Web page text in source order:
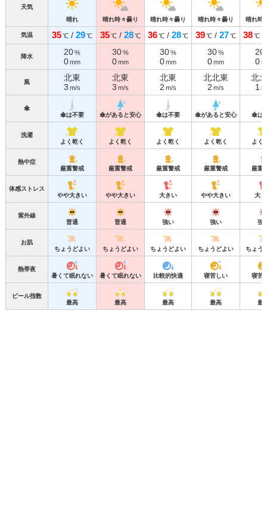
天気
晴れ
晴れ時々曇り 晴れ時々曇り 晴れ時々曇り 晴れ時
気温 35℃/ 29℃ 35℃/ 28℃ 36℃/ 28℃ 39℃/ 27℃ 38℃/
降水 20%
0mm
30%
0mm
30%
0mm
30%
0mm
20
0
風
北東
3 m/s
北東
3 m/s
北東
2 m/s
北北東
2 m/s
北
1
傘
傘は不要
傘があると安心 傘は不要 傘があると安心 傘は
洗濯
よく乾く
よく乾く よく乾く よく乾く よく
熱中症
厳重警戒
厳重警戒 厳重警戒 厳重警戒 厳重
体感ストレス
やや大きい
やや大きい 大きい やや大きい 大
紫外線
普通
普通 強い 強い 強
お肌
ちょうどよい
ちょうどよい ちょうどよい ちょうどよい ちょう
熱帯夜
暑くて眠れない
暑くて眠れない 比較的快適 寝苦しい 寝苦
ビール指数
最高
最高 最高 最高 最